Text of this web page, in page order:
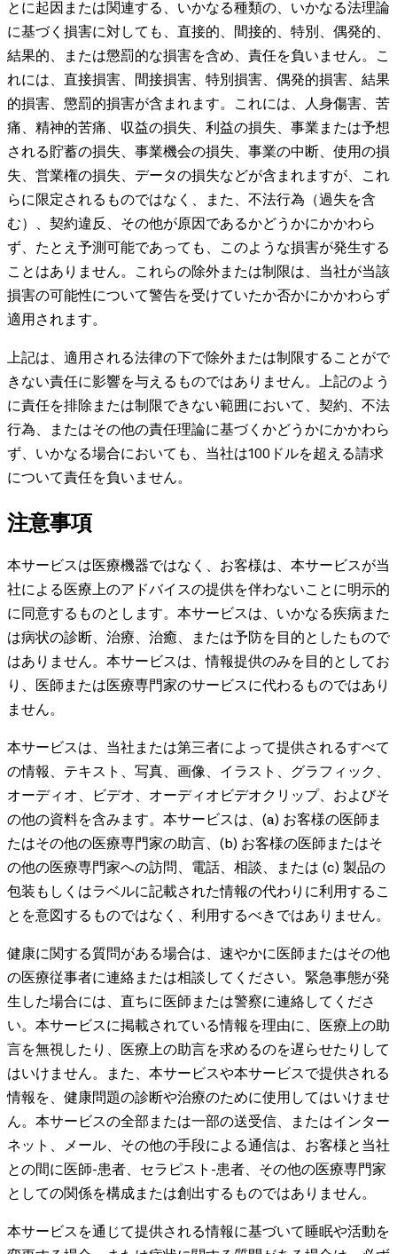
とに起因または関連する、いかなる種類の、いかなる法理論
に基づく損害に対しても、直接的、間接的、特別、偶発的、
結果的、または懲罰的な損害を含め、責任を負いません。こ
れには、直接損害、間接損害、特別損害、偶発的損害、結果
的損害、懲罰的損害が含まれます。これには、人身傷害、苦
痛、精神的苦痛、収益の損失、利益の損失、事業または予想
される貯蓄の損失、事業機会の損失、事業の中断、使用の損
失、営業権の損失、データの損失などが含まれますが、これ
らに限定されるものではなく、また、不法行為（過失を含
む）、契約違反、その他が原因であるかどうかにかかわら
ず、たとえ予測可能であっても、このような損害が発生する
ことはありません。これらの除外または制限は、当社が当該
損害の可能性について警告を受けていたか否かにかかわらず
適用されます。
上記は、適用される法律の下で除外または制限することがで
きない責任に影響を与えるものではありません。上記のよう
に責任を排除または制限できない範囲において、契約、不法
行為、またはその他の責任理論に基づくかどうかにかかわら
ず、いかなる場合においても、当社は100ドルを超える請求
について責任を負いません。
注意事項
本サービスは医療機器ではなく、お客様は、本サービスが当
社による医療上のアドバイスの提供を伴わないことに明示的
に同意するものとします。本サービスは、いかなる疾病また
は病状の診断、治療、治癒、または予防を目的としたもので
はありません。本サービスは、情報提供のみを目的としてお
り、医師または医療専門家のサービスに代わるものではあり
ません。
本サービスは、当社または第三者によって提供されるすべて
の情報、テキスト、写真、画像、イラスト、グラフィック、
オーディオ、ビデオ、オーディオビデオクリップ、およびそ
の他の資料を含みます。本サービスは、(a) お客様の医師ま
たはその他の医療専門家の助言、(b) お客様の医師またはそ
の他の医療専門家への訪問、電話、相談、または (c) 製品の
包装もしくはラベルに記載された情報の代わりに利用するこ
とを意図するものではなく、利用するべきではありません。
健康に関する質問がある場合は、速やかに医師またはその他
の医療従事者に連絡または相談してください。緊急事態が発
生した場合には、直ちに医師または警察に連絡してくださ
い。本サービスに掲載されている情報を理由に、医療上の助
言を無視したり、医療上の助言を求めるのを遅らせたりして
はいけません。また、本サービスや本サービスで提供される
情報を、健康問題の診断や治療のために使用してはいけませ
ん。本サービスの全部または一部の送受信、またはインター
ネット、メール、その他の手段による通信は、お客様と当社
との間に医師-患者、セラピスト-患者、その他の医療専門家
としての関係を構成または創出するものではありません。
本サービスを通じて提供される情報に基づいて睡眠や活動を